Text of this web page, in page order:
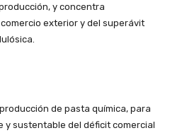
y concentra
exterior y del superávit
de pasta química, para
y sustentable del déficit comercial